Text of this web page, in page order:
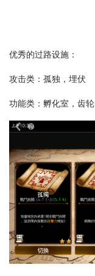
优秀的过路设施：
攻击类：孤独，埋伏
功能类：孵化室，齿轮